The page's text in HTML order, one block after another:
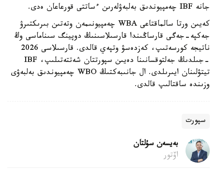
جانە IBF چەمپيوندىق بەلبەۋلەرىن ءساتتى قورعاعان ەدى.
كەيىن ورتا سالماقتاعى WBA چەمپيونىمەن وتەتىن بىرىكتىرۋ
جەكپە-جەگى قارساڭىندا قارسىلاسىنىڭ دوپينگ سىناماسى وڭ
ناتيجە كورسەتىپ، كەزدەسۋ وتپەي قالدى. قارسىلاسى 2026
-جىلدىڭ جەلتوقسانىنا دەيىن سپورتتان شەتتەتىلىپ، IBF
تيتۋلىنان ايىرىلدى. ال جانىبەكتىڭ WBO چەمپيوندىق بەلبەۋى
وزىندە ساقتالىپ قالدى.
سپورت
بەيسەن سۇلتان
اۆتور